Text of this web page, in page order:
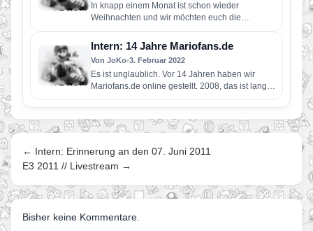
In knapp einem Monat ist schon wieder
Weihnachten und wir möchten euch die
Vorweihnachtszeit mit einem Gewinnspiel
versüßen.…
Intern: 14 Jahre Mariofans.de
Von JoKo•3. Februar 2022
Es ist unglaublich. Vor 14 Jahren haben wir
Mariofans.de online gestellt. 2008, das ist lange
her. Seitdem wurden…
← Intern: Erinnerung an den 07. Juni 2011
E3 2011 // Livestream →
Bisher keine Kommentare.